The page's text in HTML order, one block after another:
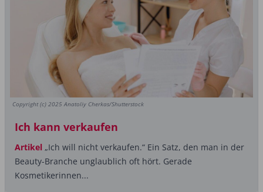
Copyright (c) 2025 Anatoliy Cherkas/Shutterstock
Ich kann verkaufen
Artikel „Ich will nicht verkaufen.“ Ein Satz, den man in der
Beauty-Branche unglaublich oft hört. Gerade
Kosmetikerinnen...